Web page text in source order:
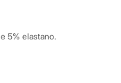
5% elastano.